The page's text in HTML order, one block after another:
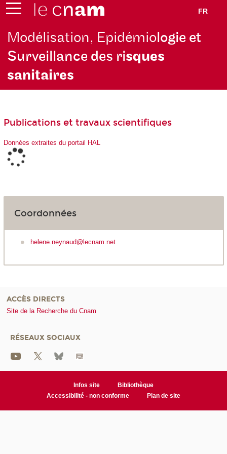
FR
Modélisation, Epidémiologie et
Surveillance des risques
sanitaires
Publications et travaux scientifiques
Données extraites du portail HAL
Coordonnées
helene.neynaud@lecnam.net
ACCÈS DIRECTS
Site de la Recherche du Cnam
RÉSEAUX SOCIAUX
Infos site
Bibliothèque
Accessibilité - non conforme
Plan de site